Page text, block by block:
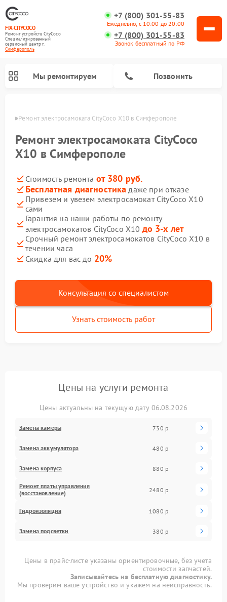
FIX-CITYCOCO
Ремонт устройств CityCoco
Специализированный
cервисный центр г.
Симферополь
+7 (800) 301-55-83
Ежедневно, с 10:00 до 20:00
+7 (800) 301-55-83
Звонок бесплатный по РФ
Мы ремонтируем Позвонить
Ремонт электросамоката CityCoco X10 в Симферополе
Ремонт электросамоката CityCoco
X10 в Симферополе
Стоимость ремонта от 380 руб.
Бесплатная диагностика даже при отказе
Привезем и увезем электросамокат CityCoco X10
сами
Гарантия на наши работы по ремонту
электросамокатов CityCoco X10 до 3-х лет
Срочный ремонт электросамокатов CityCoco X10 в
течении часа
Скидка для вас до 20%
Консультация со специалистом
Узнать стоимость работ
Цены на услуги ремонта
Цены актуальны на текущую дату 06.08.2026
Замена камеры 730 р
Замена аккумулятора 480 р
Замена корпуса 880 р
Ремонт платы управления
(восстановление)
2480 р
Гидроизоляция 1080 р
Замена подсветки 380 р
Цены в прайс-листе указаны ориентировочные, без учета
стоимости запчастей.
Записывайтесь на бесплатную диагностику.
Мы проверим ваше устройство и укажем на неисправность.